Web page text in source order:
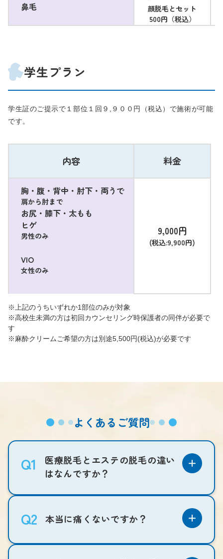
鼻毛
顔脱毛とセット
500円（税込）
学生プラン
学生証のご提示で１部位１回９,９００円（税込）で施術が可能
です。
内容 料金
胸・腹・背中・肘下・両うで
肩から肘まで
お尻・膝下・太もも
ヒゲ
男性のみ
VIO
女性のみ
9,000円
(税込:9,900円)
※上記のうちいずれか1部位のみが対象
※高校生未満の方は初回カウンセリング時保護者の同伴が必要で
す
※麻酔クリームご希望の方は別途5,500円(税込)が必要です
よくあるご質問
Q1
医療脱毛とエステの脱毛の違い
はなんですか？
Q2 本当に痛くないですか？